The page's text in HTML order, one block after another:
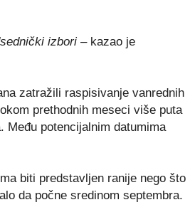
izbori –kazao je
zatražili raspisivanje vanrednih
prethodnih meseci više puta
Među potencijalnim datumima
biti predstavljen ranije nego što
da počne sredinom septembra.